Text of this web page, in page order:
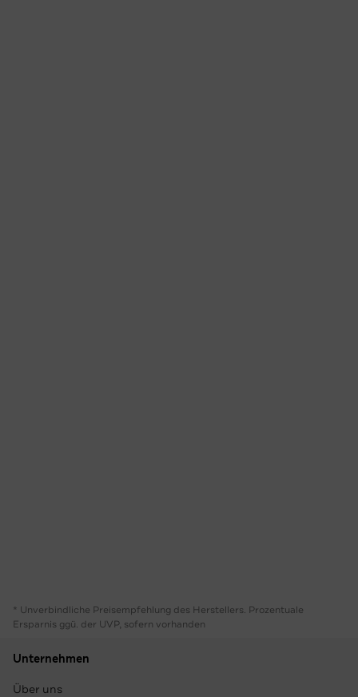
* Unverbindliche Preisempfehlung des Herstellers. Prozentuale
Ersparnis ggü. der UVP, sofern vorhanden
Unternehmen
Über uns